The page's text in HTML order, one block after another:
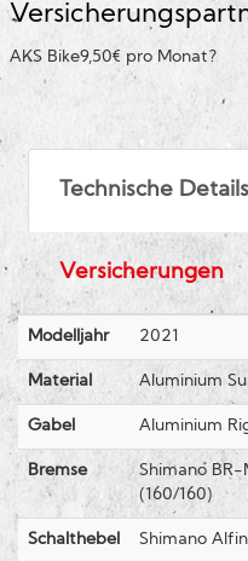
AKS Bike9,50€ pro Monat?
Technische Details
Versicherungen
Modelljahr 2021
Material Aluminium
Gabel Aluminium
Bremse
Shimano BR-
(160/160)
Schalthebel Shimano